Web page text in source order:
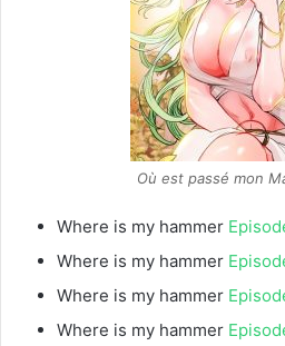
Où est passé mon
Where is my hammer
Where is my hammer
Where is my hammer
Where is my hammer